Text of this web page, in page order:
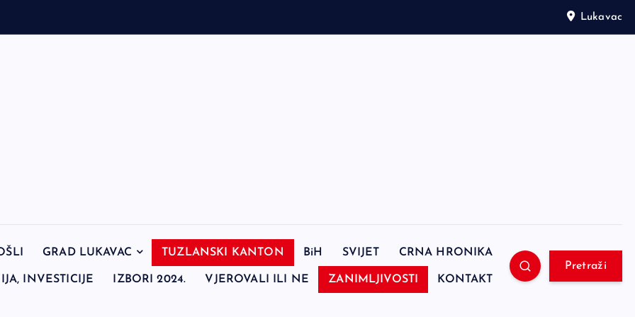
Lukavac
GRAD LUKAVAC TUZLANSKI KANTON BiH SVIJET CRNA HRONIKA
INVESTICIJE IZBORI 2024. VJEROVALI ILI NE ZANIMLJIVOSTI KONTAKT
Pretraži